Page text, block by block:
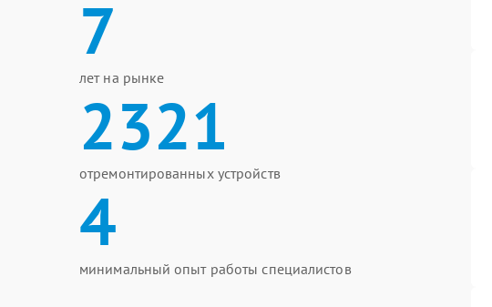
7
лет на рынке
2321
отремонтированных устройств
4
минимальный опыт работы специалистов